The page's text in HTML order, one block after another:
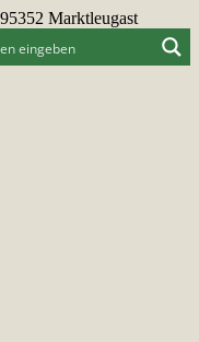
Marktleugast